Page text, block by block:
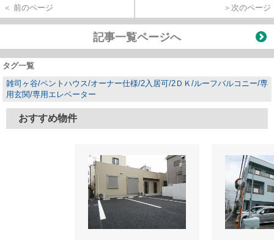
＜ 前のページ ＞次のページ
記事一覧ページへ
タグ一覧
雑司ヶ谷/ペントハウス/オーナー仕様/2入居可/2ＤＫ/ルーフバルコニー/専
用玄関/専用エレベーター
おすすめ物件